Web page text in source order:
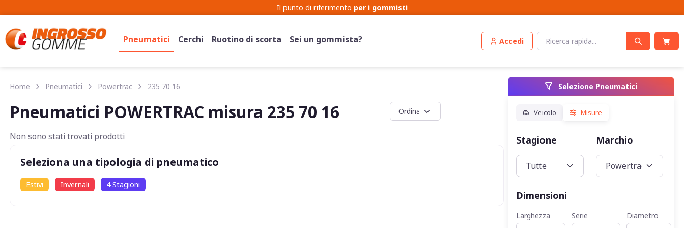
Il punto di riferimento per i gommisti
Pneumatici Cerchi Ruotino di scorta Sei un gommista? Accedi
Selezione Pneumatici
Stagione Marchio
Dimensioni
Larghezza Serie Diametro
Home Pneumatici Powertrac 235 70 16
Pneumatici POWERTRAC misura 235 70 16
Non sono stati trovati prodotti
Seleziona una tipologia di pneumatico
Estivi Invernali 4 Stagioni